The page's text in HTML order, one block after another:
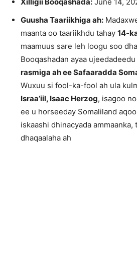
Guusha Taariikhiga ah:
maanta oo taariikhdu tahay 14-
maamuus sare leh loogu soo
Booqashadan ayaa
rasmiga ah ee Safaaradda
Wuxuu si fool-ka-fool ah ula
Israa’iil, Isaac Herzog, isagoo
ee u horseeday Somaliland
iskaashi dhinacyada
dhaqaalaha ah